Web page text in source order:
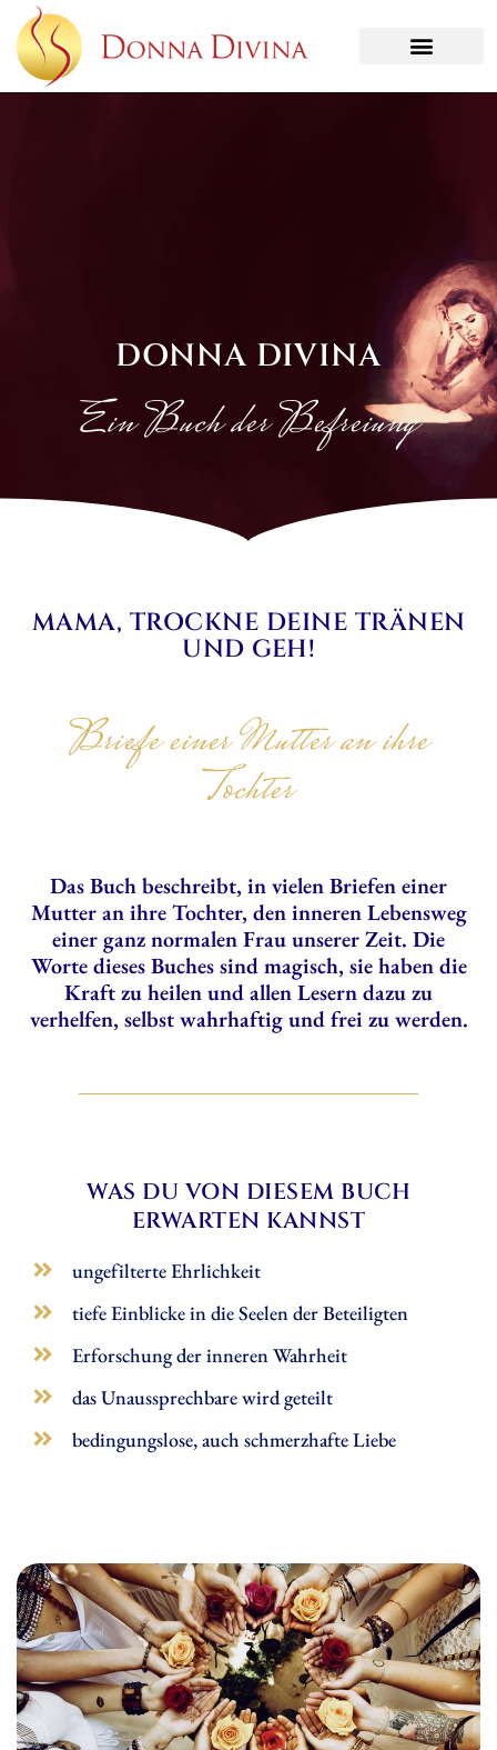
DONNA DIVINA
Ein Buch der Befreiung
MAMA, TROCKNE DEINE TRÄNEN
UND GEH!
Briefe einer Mutter an ihre
Tochter
Das Buch beschreibt, in vielen Briefen einer
Mutter an ihre Tochter, den inneren Lebensweg
einer ganz normalen Frau unserer Zeit. Die
Worte dieses Buches sind magisch, sie haben die
Kraft zu heilen und allen Lesern dazu zu
verhelfen, selbst wahrhaftig und frei zu werden.
WAS DU VON DIESEM BUCH
ERWARTEN KANNST
ungefilterte Ehrlichkeit
tiefe Einblicke in die Seelen der Beteiligten
Erforschung der inneren Wahrheit
das Unaussprechbare wird geteilt
bedingungslose, auch schmerzhafte Liebe